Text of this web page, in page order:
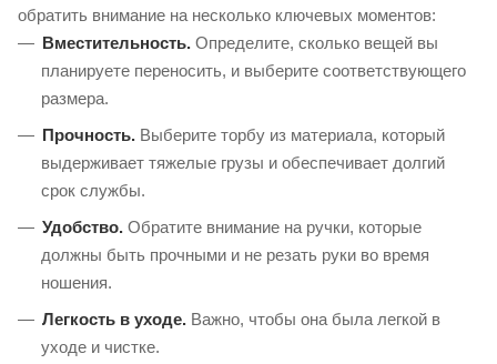
обратить внимание на несколько ключевых моментов:
Вместительность. Определите, сколько вещей вы
планируете переносить, и выберите соответствующего
размера.
Прочность. Выберите торбу из материала, который
выдерживает тяжелые грузы и обеспечивает долгий
срок службы.
Удобство. Обратите внимание на ручки, которые
должны быть прочными и не резать руки во время
ношения.
Легкость в уходе. Важно, чтобы она была легкой в
уходе и чистке.